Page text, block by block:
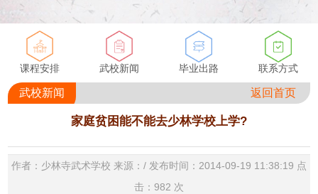
课程安排 武校新闻 毕业出路 联系方式
武校新闻 返回首页
家庭贫困能不能去少林学校上学?
作者：少林寺武术学校 来源：/ 发布时间：2014-09-19 11:38:19 点
击： 982 次